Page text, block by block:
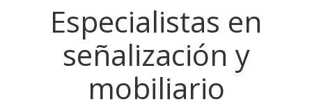
Especialistas en
señalización y
mobiliario